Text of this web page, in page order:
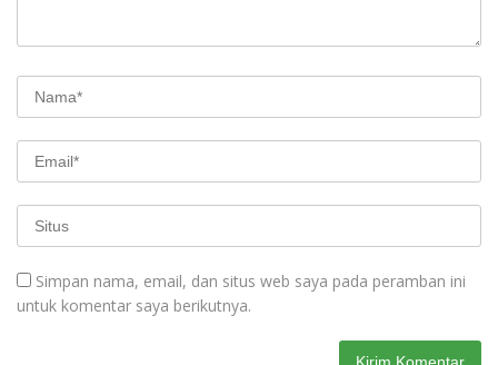
Simpan nama, email, dan situs web saya pada peramban ini
untuk komentar saya berikutnya.